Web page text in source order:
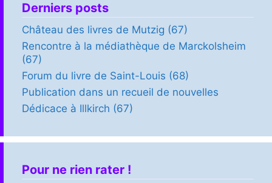
Derniers posts
Château des livres de Mutzig (67)
Rencontre à la médiathèque de Marckolsheim
(67)
Forum du livre de Saint-Louis (68)
Publication dans un recueil de nouvelles
Dédicace à Illkirch (67)
Pour ne rien rater !